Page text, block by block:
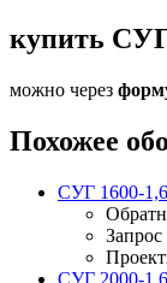
купить
можно через
Похожее
СУГ 1600-
СУГ 2000-